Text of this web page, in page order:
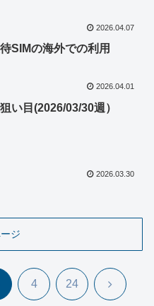
2026.04.07
SIMの海外での利用
2026.04.01
い目(2026/03/30週）
2026.03.30
ジ
4 24 次